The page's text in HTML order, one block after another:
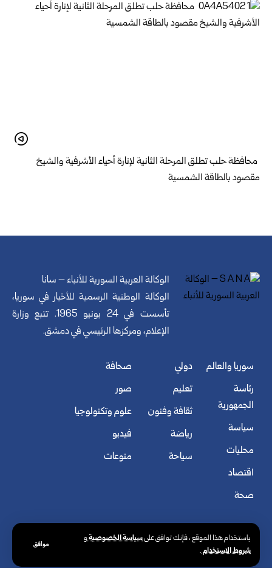
باستخدام هذا الموقع ، فإنك توافق علىسياسة الخصوصيةو
شروط الاستخدام.
موافق
محافظة حلب تطلق المرحلة الثانية لإنارة أحياء الأشرفية والشيخ
مقصود بالطاقة الشمسية
الوكالة العربية السورية للأنباء – سانا
الوكالة الوطنية الرسمية للأخبار في سوريا،
تأسست في 24 يونيو 1965. تتبع وزارة
الإعلام، ومركزها الرئيسي في دمشق.
سوريا والعالم
رئاسة
الجمهورية
سياسة
محليات
اقتصاد
صحة
دولي
تعليم
ثقافة وفنون
رياضة
سياحة
صحافة
صور
علوم وتكنولوجيا
فيديو
منوعات
© الوكالة العربية السورية للأنباء. كافة الحقوق محفوظة.